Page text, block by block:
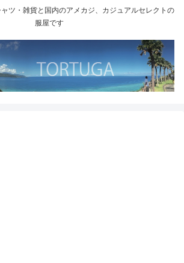
ツ・雑貨と国内のアメカジ、カジュアルセレクトの
服屋です